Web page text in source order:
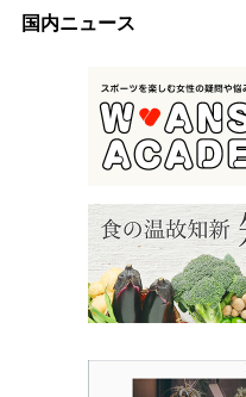
国内ニュース